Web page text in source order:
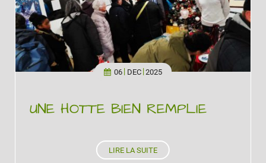
06 DEC 2025
UNE HOTTE BIEN REMPLIE
LIRE LA SUITE